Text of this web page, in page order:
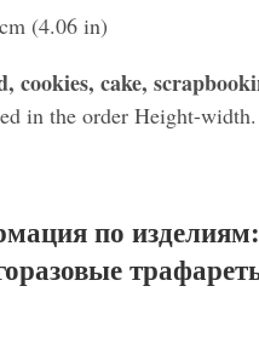
- 5%
- 5%
(4.06 in)
cookies, cake,
in the order Height-width.
по